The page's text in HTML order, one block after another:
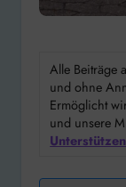
Alle Beiträge
und ohne
Ermöglicht
und unsere